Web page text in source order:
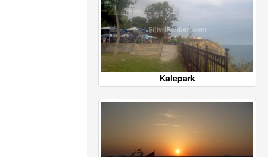
Kalepark